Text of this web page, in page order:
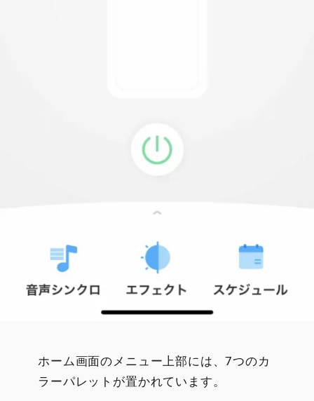
ホーム画面のメニュー上部には、7つのカ
ラーパレットが置かれています。